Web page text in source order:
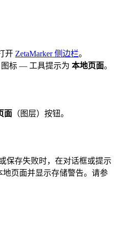
开 ZetaMarker 侧边栏。
图标 — 工具提示为 本地页面。
面 （图层）按钮。
保存失败时，在对话框或提示
地页面并显示存储警告。请参